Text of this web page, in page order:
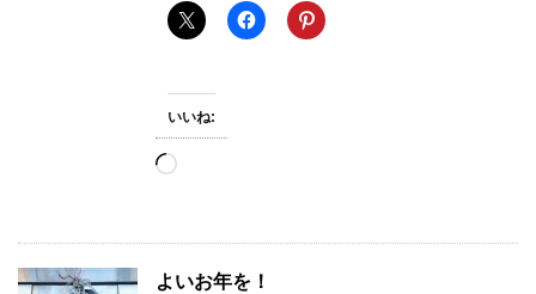
いいね:
読
み
よいお年を！